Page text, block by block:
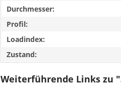
Durchmesser:
Profil:
Loadindex:
Zustand:
Weiterführende Links zu